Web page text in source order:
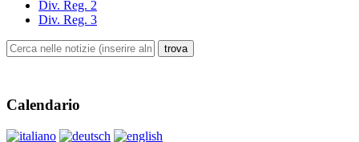
Div. Reg. 2
Div. Reg. 3
Calendario